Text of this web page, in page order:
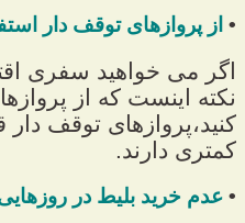
• از پروازهای توقف دار
اگر می خواهید سفری
نکته اینست که از
کنید،پروازهای توقف
کمتری دارند.
• عدم خرید بلیط در